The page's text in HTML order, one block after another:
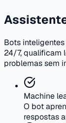
Bots
24/7, qualificam
problemas sem
Machine
O bot
respostas